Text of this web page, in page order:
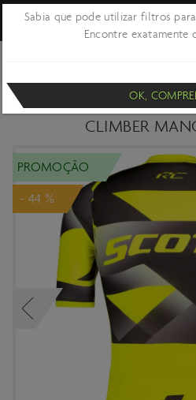
CAMISOLA SCOTT
CLIMBER
PROMOÇÃO
- 44 %
Sabia que pode utilizar filtros
Encontre exatamente
OK,